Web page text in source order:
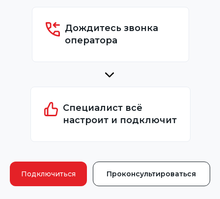
Дождитесь звонка
оператора
Специалист всё
настроит и подключит
Подключиться Проконсультироваться